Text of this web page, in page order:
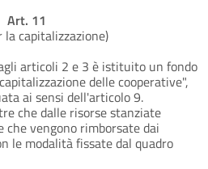
Art. 11
la capitalizzazione)
articoli 2 e 3 è istituito un fondo
delle cooperative",
ai sensi dell'articolo 9.
che dalle risorse stanziate
vengono rimborsate dai
le modalità fissate dal quadro